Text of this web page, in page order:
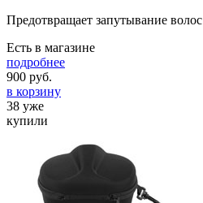
Предотвращает запутывание волос
Есть в магазине
подробнее
900 руб.
в корзину
38 уже
купили